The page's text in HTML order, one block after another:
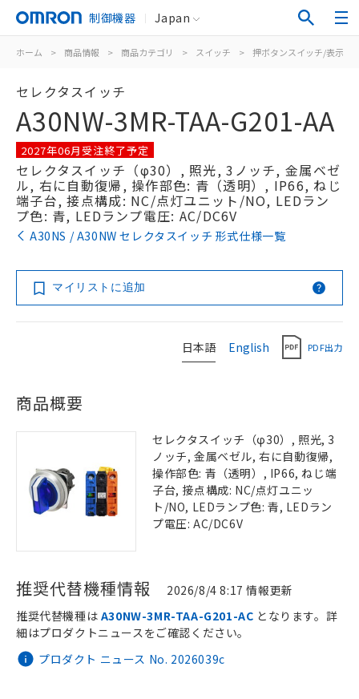
制御機器 Japan
ホーム > 商品情報 > 商品カテゴリ > スイッチ > 押ボタンスイッチ/表示灯
セレクタスイッチ
A30NW-3MR-TAA-G201-AA
2027年06月受注終了予定
セレクタスイッチ（φ30）, 照光, 3ノッチ, 金属ベゼ
ル, 右に自動復帰, 操作部色: 青（透明）, IP66, ねじ
端子台, 接点構成: NC/点灯ユニット/NO, LEDラン
プ色: 青, LEDランプ電圧: AC/DC6V
A30NS / A30NW セレクタスイッチ 形式仕様一覧
マイリストに追加
日本語 English PDF出力
商品概要
セレクタスイッチ（φ30）, 照光, 3
ノッチ, 金属ベゼル, 右に自動復帰,
操作部色: 青（透明）, IP66, ねじ端
子台, 接点構成: NC/点灯ユニッ
ト/NO, LEDランプ色: 青, LEDラン
プ電圧: AC/DC6V
推奨代替機種情報 2026/8/4 8:17 情報更新
プロダクト ニュース No. 2026039c
推奨代替機種は A30NW-3MR-TAA-G201-AC となります。詳
細はプロダクトニュースをご確認ください。